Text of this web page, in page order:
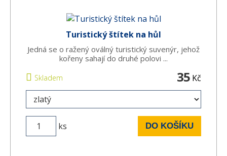
Turistický štítek na hůl
Jedná se o ražený oválný turistický suvenýr, jehož
kořeny sahají do druhé polovi ...
Skladem 35 Kč
ks DO KOŠÍKU